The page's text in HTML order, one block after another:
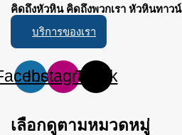
คิดถึงหัวหิน คิดถึงพวกเรา หัวหินทาวน์
บริการของเรา
InstagramTiktok
เลือกดูตามหมวดหมู่